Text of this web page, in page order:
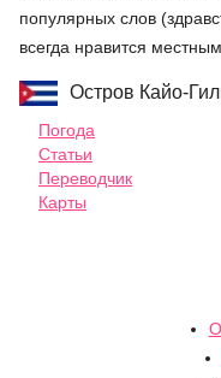
популярных слов
всегда нравится
Остров Кайо-
Погода
Статьи
Переводчик
Карты